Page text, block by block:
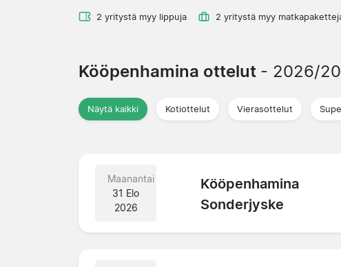
2 yritystä myy lippuja 2 yritystä myy
Kööpenhamina ottelut - 2026/
Näytä kaikki Kotiottelut Vierasottelut
Maanantai
31 Elo
2026
Kööpenhamina
Sonderjyske